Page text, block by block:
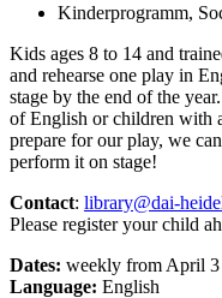
Kinderprogramm,
Kids ages 8 to 14 and
and rehearse one play in
stage by the end of the
of English or children with
prepare for our play, we
perform it on stage!
Contact: library@dai-
Please register your child
Dates: weekly from April 3
Language: English